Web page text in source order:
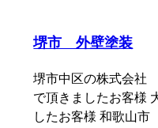
堺市 外壁塗装
堺市中区の株式会社
で頂きましたお客様
したお客様 和歌山